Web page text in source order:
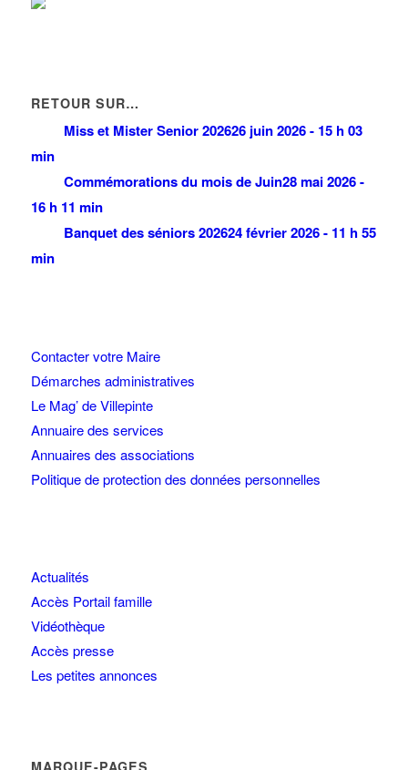
RETOUR SUR…
Miss et Mister Senior 202626 juin 2026 - 15 h 03
min
Commémorations du mois de Juin28 mai 2026 -
16 h 11 min
Banquet des séniors 202624 février 2026 - 11 h 55
min
Contacter votre Maire
Démarches administratives
Le Mag’ de Villepinte
Annuaire des services
Annuaires des associations
Politique de protection des données personnelles
Actualités
Accès Portail famille
Vidéothèque
Accès presse
Les petites annonces